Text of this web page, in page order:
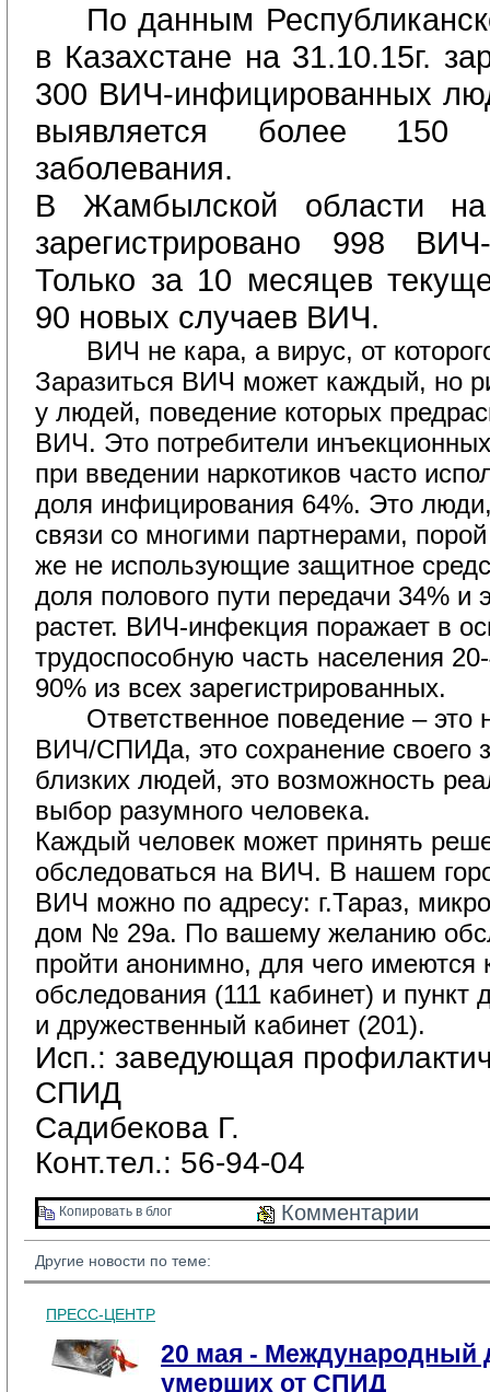
По данным
в Казахстане на 31.10.15г.
300 ВИЧ-инфицированных
выявляется более 150
заболевания.
В Жамбылской области на
зарегистрировано 998
Только за 10 месяцев
90 новых случаев ВИЧ.
ВИЧ не кара, а вирус, от
Заразиться ВИЧ может каждый, но
у людей, поведение которых
ВИЧ. Это потребители
при введении наркотиков часто
доля инфицирования 64%. Это
связи со многими партнерами,
же не использующие защитное
доля полового пути передачи 34% и
растет. ВИЧ-инфекция поражает в
трудоспособную часть населения
90% из всех зарегистрированных.
Ответственное поведение – это
ВИЧ/СПИДа, это сохранение своего
близких людей, это возможность
выбор разумного человека.
Каждый человек может принять
обследоваться на ВИЧ. В нашем
ВИЧ можно по адресу: г.Тараз,
дом № 29а. По вашему желанию
пройти анонимно, для чего имеются
обследования (111 кабинет) и пункт
и дружественный кабинет (201).
Исп.: заведующая
СПИД
Садибекова Г.
Конт.тел.: 56-94-04
Копировать в блог Комментарии
Другие новости по теме:
ПРЕСС-ЦЕНТР
20 мая - Международный
умерших от СПИД